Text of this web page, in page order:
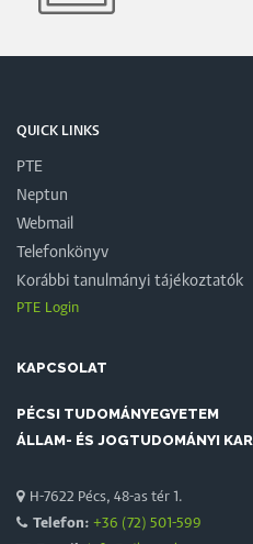
QUICK LINKS
PTE
Neptun
Webmail
Telefonkönyv
Korábbi tanulmányi tájékoztatók
PTE Login
KAPCSOLAT
PÉCSI TUDOMÁNYEGYETEM
ÁLLAM- ÉS JOGTUDOMÁNYI KAR
H-7622 Pécs, 48-as tér 1.
Telefon: +36 (72) 501-599